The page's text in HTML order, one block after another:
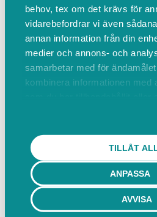
behov, tex om det krävs för
vidarebefordrar vi även
annan information från din
medier och annons- och
samarbetar med för
kombinera informationen med
TILLÅT
ANPASSA
AVVISA